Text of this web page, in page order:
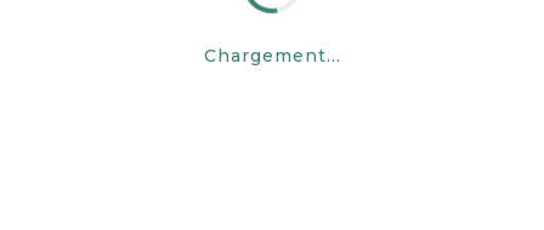
Chargement...